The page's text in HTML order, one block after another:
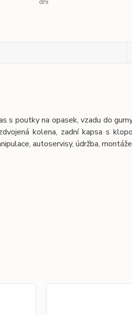
s poutky na opasek, vzadu do
kolena, zadní kapsa s
autoservisy, údržba,